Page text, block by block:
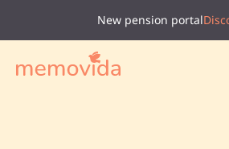
New pension portal